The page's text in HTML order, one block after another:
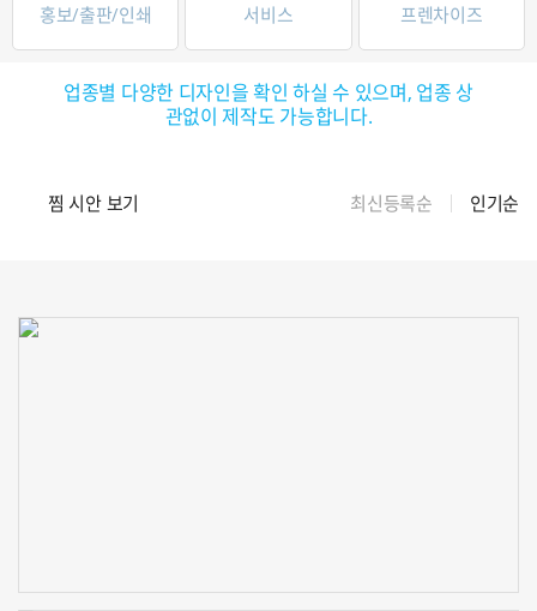
홍보/출판/인쇄 서비스 프렌차이즈
업종별 다양한 디자인을 확인 하실 수 있으며, 업종 상
관없이 제작도 가능합니다.
찜 시안 보기 최신등록순 인기순